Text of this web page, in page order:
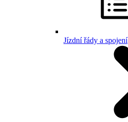
Jízdní řády a spojení